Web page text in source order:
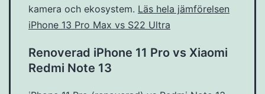
kamera och ekosystem. Läs hela jämförelsen
iPhone 13 Pro Max vs S22 Ultra
Renoverad iPhone 11 Pro vs Xiaomi
Redmi Note 13